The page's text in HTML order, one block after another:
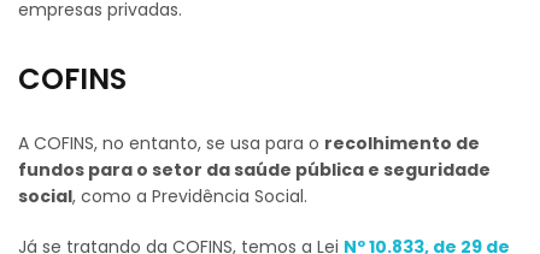
empresas privadas.
COFINS
A COFINS, no entanto, se usa para o recolhimento de
fundos para o setor da saúde pública e seguridade
social, como a Previdência Social.
Já se tratando da COFINS, temos a Lei Nº 10.833, de 29 de